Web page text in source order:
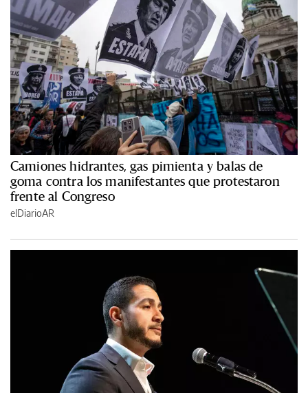
Camiones hidrantes, gas pimienta y balas de
goma contra los manifestantes que protestaron
frente al Congreso
elDiarioAR